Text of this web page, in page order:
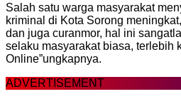
Salah satu warga masyarakat
kriminal di Kota Sorong
dan juga curanmor, hal ini
selaku masyarakat biasa, terlebih
Online”ungkapnya.
ADVERTISEMENT